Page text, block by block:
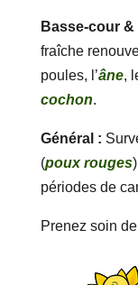
Basse-cour &
fraîche
poules, l’âne,
cochon.
Général :
(poux rouges
périodes de
Prenez soin